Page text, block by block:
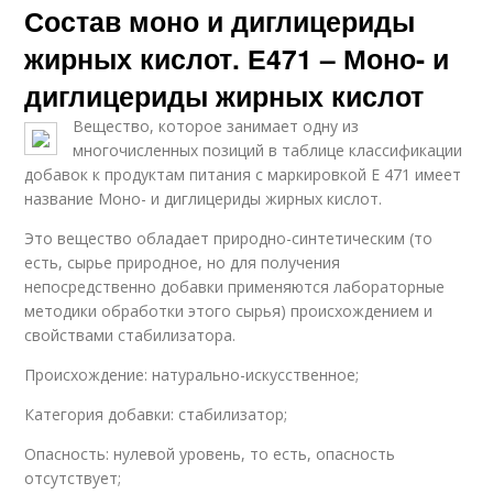
Состав моно и диглицериды
жирных кислот. Е471 – Моно- и
диглицериды жирных кислот
Вещество, которое занимает одну из
многочисленных позиций в таблице классификации
добавок к продуктам питания с маркировкой Е 471 имеет
название Моно- и диглицериды жирных кислот.
Это вещество обладает природно-синтетическим (то
есть, сырье природное, но для получения
непосредственно добавки применяются лабораторные
методики обработки этого сырья) происхождением и
свойствами стабилизатора.
Происхождение: натурально-искусственное;
Категория добавки: стабилизатор;
Опасность: нулевой уровень, то есть, опасность
отсутствует;